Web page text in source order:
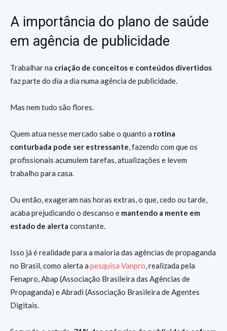
A importância do plano de saúde
em agência de publicidade
Trabalhar na criação de conceitos e conteúdos divertidos
faz parte do dia a dia numa agência de publicidade.
Mas nem tudo são flores.
Quem atua nesse mercado sabe o quanto a rotina
conturbada pode ser estressante, fazendo com que os
profissionais acumulem tarefas, atualizações e levem
trabalho para casa.
Ou então, exageram nas horas extras, o que, cedo ou tarde,
acaba prejudicando o descanso e mantendo a mente em
estado de alerta constante.
Isso já é realidade para a maioria das agências de propaganda
no Brasil, como alerta a pesquisa Vanpro, realizada pela
Fenapro, Abap (Associação Brasileira das Agências de
Propaganda) e Abradi (Associação Brasileira de Agentes
Digitais.